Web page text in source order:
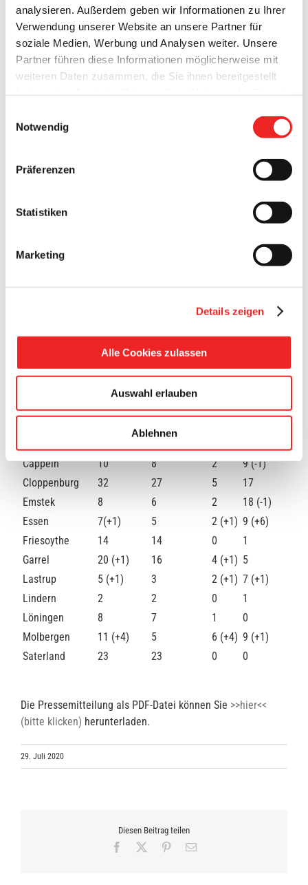
analysieren. Außerdem geben wir Informationen zu Ihrer
Verwendung unserer Website an unsere Partner für
soziale Medien, Werbung und Analysen weiter. Unsere
Partner führen diese Informationen möglicherweise mit
weiteren Daten zusammen, die Sie ihnen bereitgestellt
werden auch bei der Auswahl von
gesetzt.
Notwendig
Präferenzen
Statistiken
Marketing
Details zeigen
Alle Cookies zulassen
Auswahl erlauben
Ablehnen
Anzahl der Genesungen: 125
Saldo der verbliebenen positiv getesteten Corona-Fälle: 29
Anzahl der angeordneten Quarantäne-Fälle(insgesamt): 785
Anzahl der heutigen Abstriche durch das Corona-Testcenter:
Anzahl der Verstorbenen Personen: 0
aller
positiv
getesteten
Corona-
(aktuell)
Cappeln
10 8 2
9 (-1)
Cloppenburg
32 27 5
17
Emstek
8 6 2
18 (-1)
Essen
7(+1) 5 2 (+1) 9 (+6)
Friesoythe
14 14 0
1
Garrel
20 (+1) 16 4 (+1) 5
Lastrup
5 (+1) 3 2 (+1) 7 (+1)
Lindern
2 2 0
1
Löningen
8 7 1
0
Molbergen
11 (+4) 5 6 (+4) 9 (+1)
Saterland
23 23 0 0
Die Pressemitteilung als PDF-Datei können Sie >>hier<<
(bitte klicken) herunterladen.
29. Juli 2020
Diesen Beitrag teilen
Facebook Pinterest
E-